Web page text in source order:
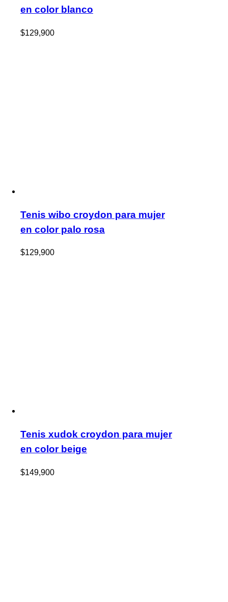
en color blanco
$129,900
Tenis wibo croydon para mujer
en color palo rosa
$129,900
Tenis xudok croydon para mujer
en color beige
$149,900